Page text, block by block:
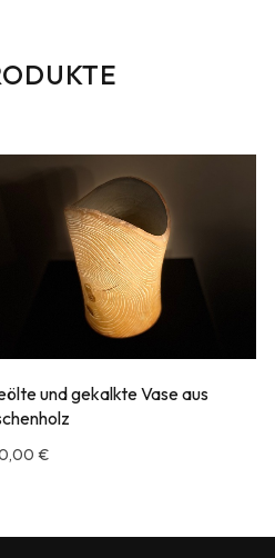
und gekalkte Vase aus
€